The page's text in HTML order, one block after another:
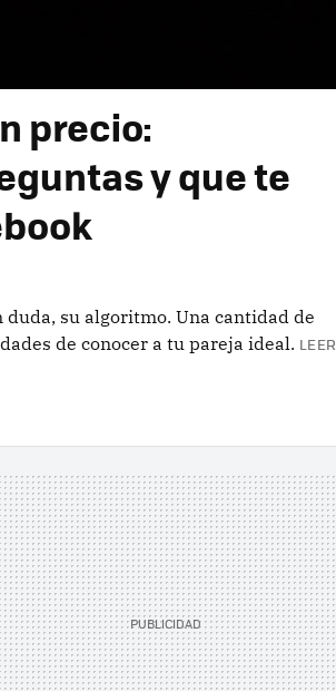
precio:
y que te
duda, su algoritmo. Una cantidad de
de conocer a tu pareja ideal. LEER